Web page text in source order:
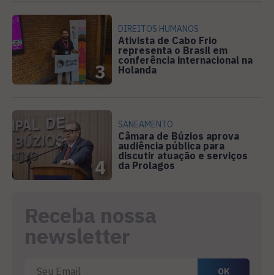
3
DIREITOS HUMANOS
Ativista de Cabo Frio
representa o Brasil em
conferência internacional na
Holanda
4
SANEAMENTO
Câmara de Búzios aprova
audiência pública para
discutir atuação e serviços
da Prolagos
Receba nossa
newsletter